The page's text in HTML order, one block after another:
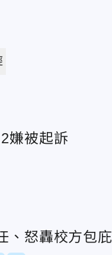
嫌被起訴
、怒轟校方包庇